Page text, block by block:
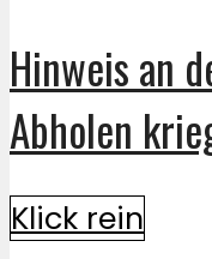
Hinweis an
Abholen
Klick rein